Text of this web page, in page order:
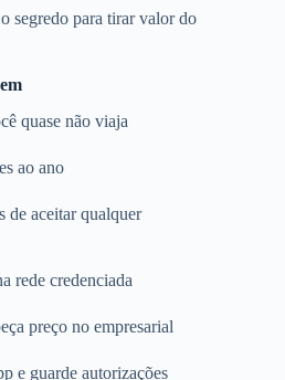
segredo para tirar valor do
quase não viaja
ao ano
de aceitar qualquer
rede credenciada
preço no empresarial
e guarde autorizações